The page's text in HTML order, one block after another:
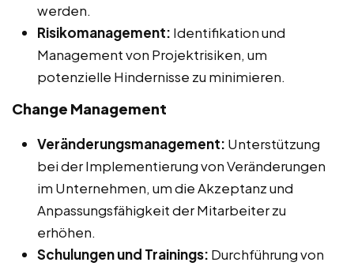
werden.
Risikomanagement: Identifikation und
Management von Projektrisiken, um
potenzielle Hindernisse zu minimieren.
Change Management
Veränderungsmanagement: Unterstützung
bei der Implementierung von Veränderungen
im Unternehmen, um die Akzeptanz und
Anpassungsfähigkeit der Mitarbeiter zu
erhöhen.
Schulungen und Trainings: Durchführung von